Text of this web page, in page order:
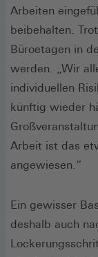
Arbeiten
beibehalten.
Büroetagen in
werden. „Wir
individuellen
künftig wieder
Arbeit ist das
angewiesen.“
Ein gewisser
deshalb auch